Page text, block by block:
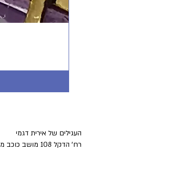
העגילים של אירית דגמי
רח' הדקל 108 מושב כוכב מיכאל